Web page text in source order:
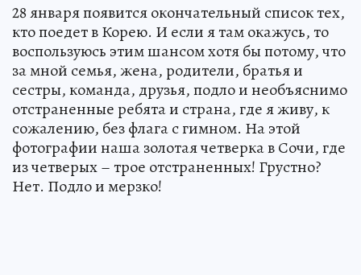
28 января появится окончательный список тех,
кто поедет в Корею. И если я там окажусь, то
воспользуюсь этим шансом хотя бы потому, что
за мной семья, жена, родители, братья и
сестры, команда, друзья, подло и необъяснимо
отстраненные ребята и страна, где я живу, к
сожалению, без флага с гимном. На этой
фотографии наша золотая четверка в Сочи, где
из четверых – трое отстраненных! Грустно?
Нет. Подло и мерзко!